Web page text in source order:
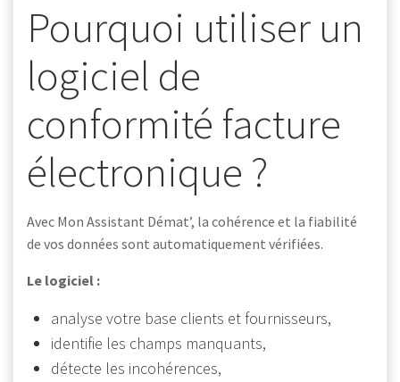
Pourquoi utiliser un
logiciel de
conformité facture
électronique ?
Avec Mon Assistant Démat’, la cohérence et la fiabilité
de vos données sont automatiquement vérifiées.
Le logiciel :
analyse votre base clients et fournisseurs,
identifie les champs manquants,
détecte les incohérences,